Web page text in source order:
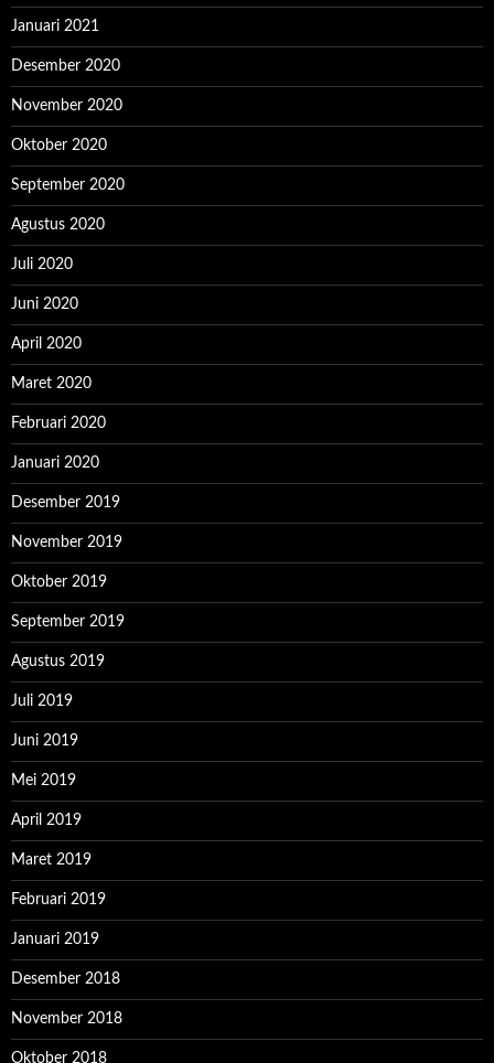
Januari 2021
Desember 2020
November 2020
Oktober 2020
September 2020
Agustus 2020
Juli 2020
Juni 2020
April 2020
Maret 2020
Februari 2020
Januari 2020
Desember 2019
November 2019
Oktober 2019
September 2019
Agustus 2019
Juli 2019
Juni 2019
Mei 2019
April 2019
Maret 2019
Februari 2019
Januari 2019
Desember 2018
November 2018
Oktober 2018